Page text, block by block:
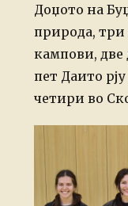
Доџото на
природа, три
кампови, две
пет Даито
четири во